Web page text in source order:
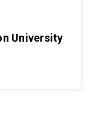
University